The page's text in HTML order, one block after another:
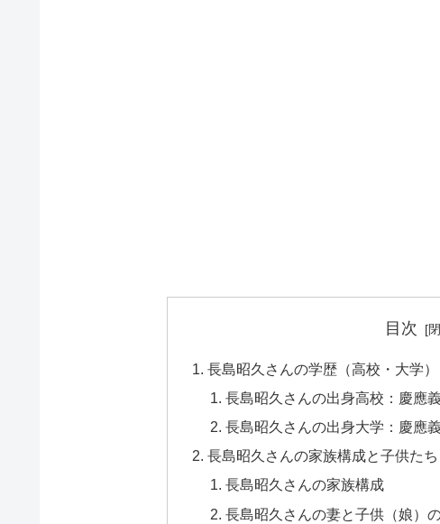
目次
長島昭久さんの学歴（高校・大学
長島昭久さんの出身高校：慶應
長島昭久さんの出身大学：慶應
長島昭久さんの家族構成と子供たち
長島昭久さんの家族構成
長島昭久さんの妻と子供（娘）